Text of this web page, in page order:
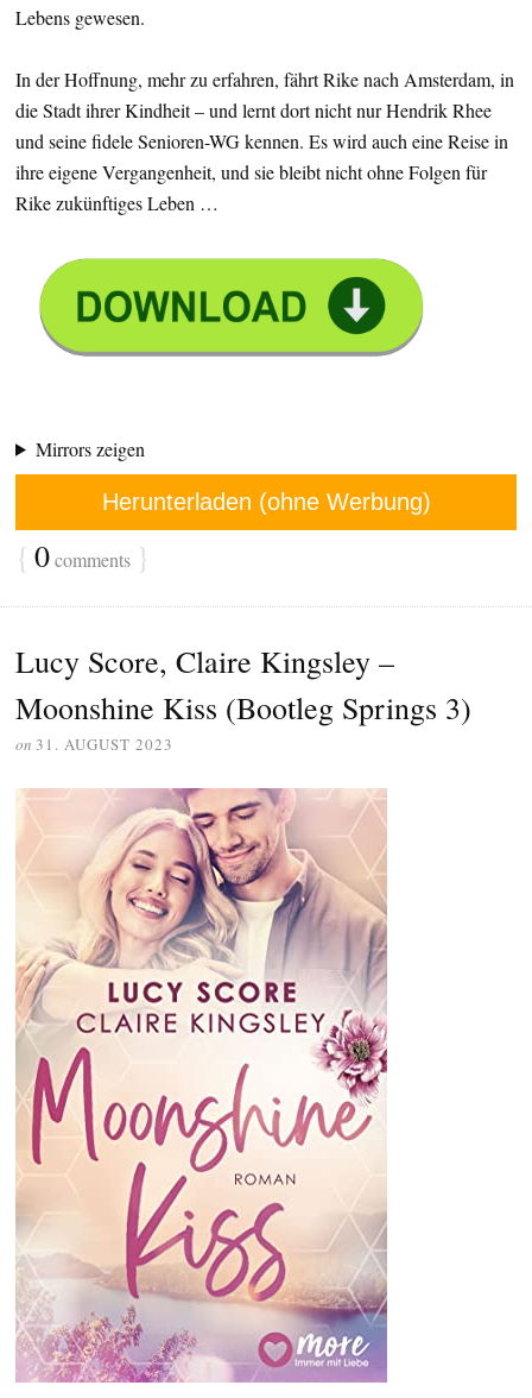
Lebens gewesen.
In der Hoffnung, mehr zu erfahren, fährt Rike nach Amsterdam, in
die Stadt ihrer Kindheit – und lernt dort nicht nur Hendrik Rhee
und seine fidele Senioren-WG kennen. Es wird auch eine Reise in
ihre eigene Vergangenheit, und sie bleibt nicht ohne Folgen für
Rike zukünftiges Leben …
Mirrors zeigen
Herunterladen (ohne Werbung)
{ 0comments }
Lucy Score, Claire Kingsley –
Moonshine Kiss (Bootleg Springs 3)
on 31. AUGUST 2023